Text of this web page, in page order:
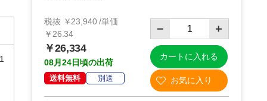
税抜 ￥23,940 /単価
￥26.34
￥26,334
08月24日頃の出荷
送料無料 別送
カートに入れる